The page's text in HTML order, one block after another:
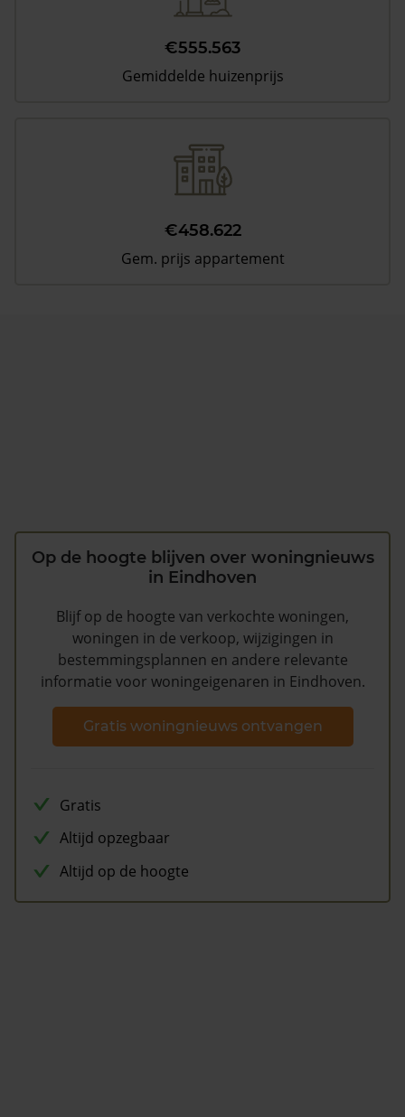
€555.563
Gemiddelde huizenprijs
€458.622
Gem. prijs appartement
Op de hoogte blijven over woningnieuws
in Eindhoven
Blijf op de hoogte van verkochte woningen,
woningen in de verkoop, wijzigingen in
bestemmingsplannen en andere relevante
informatie voor woningeigenaren in Eindhoven.
Gratis woningnieuws ontvangen
Gratis
Altijd opzegbaar
Altijd op de hoogte